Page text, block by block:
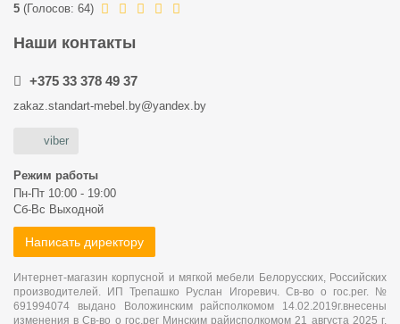
5 (Голосов: 64)
Наши контакты
+375 33 378 49 37
zakaz.standart-mebel.by@yandex.by
viber
Режим работы
Пн-Пт 10:00 - 19:00
Сб-Вс Выходной
Написать директору
Интернет-магазин корпусной и мягкой мебели Белорусских, Российских
производителей. ИП Трепашко Руслан Игоревич. Св-во о гос.рег. №
691994074 выдано Воложинским райсполкомом 14.02.2019г.внесены
изменения в Св-во о гос.рег Минским райисполкомом 21 августа 2025 г.